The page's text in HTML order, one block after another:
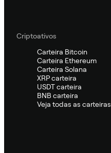
Criptoativos
Carteira Bitcoin
Carteira Ethereum
Carteira Solana
XRP carteira
USDT carteira
BNB carteira
Veja todas as carteiras